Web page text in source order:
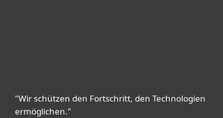
"Wir schützen den Fortschritt, den Technologien
ermöglichen."